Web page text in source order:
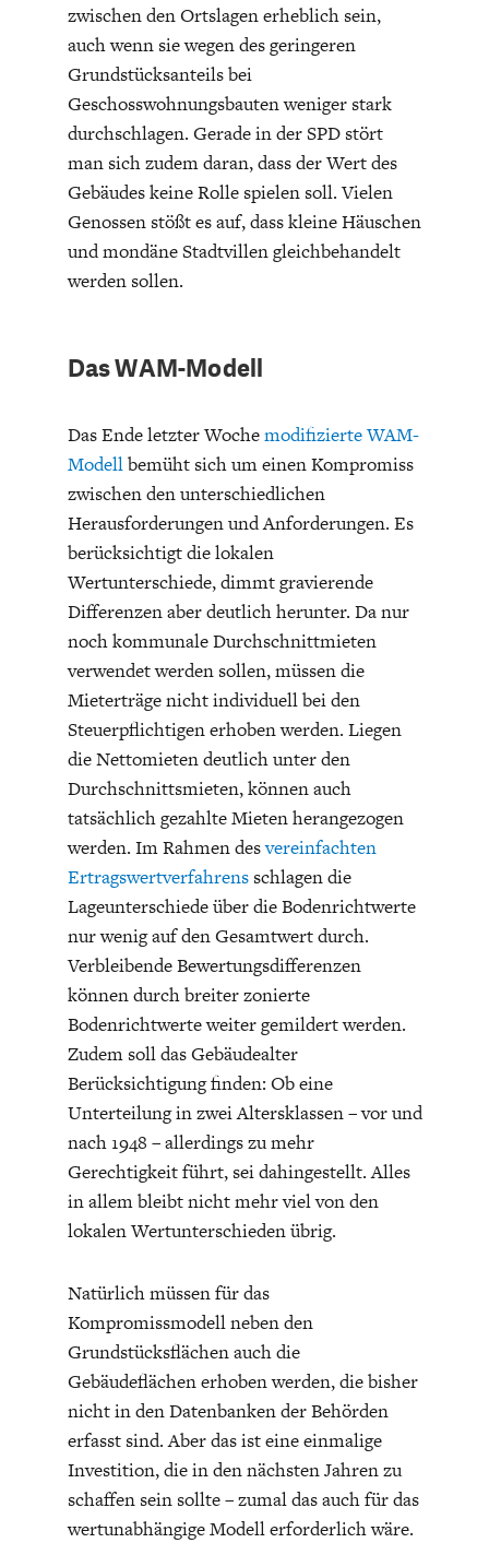
DIE POSITIONEN DER
WIRTSCHAFTSWEISEN
BGE-INFOGRAFIK
UNGLEICHHEIT
USA
WELTWIRTSCHAFT
zwischen den Ortslagen erheblich sein,
auch wenn sie wegen des geringeren
Grundstücksanteils bei
Geschosswohnungsbauten weniger stark
durchschlagen. Gerade in der SPD stört
man sich zudem daran, dass der Wert des
Gebäudes keine Rolle spielen soll. Vielen
Genossen stößt es auf, dass kleine Häuschen
und mondäne Stadtvillen gleichbehandelt
werden sollen.
Das WAM-Modell
Das Ende letzter Wochemodifizierte WAM-
Modellbemüht sich um einen Kompromiss
zwischen den unterschiedlichen
Herausforderungen und Anforderungen. Es
berücksichtigt die lokalen
Wertunterschiede, dimmt gravierende
Differenzen aber deutlich herunter. Da nur
noch kommunale Durchschnittmieten
verwendet werden sollen, müssen die
Mieterträge nicht individuell bei den
Steuerpflichtigen erhoben werden. Liegen
die Nettomieten deutlich unter den
Durchschnittsmieten, können auch
tatsächlich gezahlte Mieten herangezogen
werden. Im Rahmen desvereinfachten
Ertragswertverfahrensschlagen die
Lageunterschiede über die Bodenrichtwerte
nur wenig auf den Gesamtwert durch.
Verbleibende Bewertungsdifferenzen
können durch breiter zonierte
Bodenrichtwerte weiter gemildert werden.
Zudem soll das Gebäudealter
Berücksichtigung finden: Ob eine
Unterteilung in zwei Altersklassen – vor und
nach 1948 – allerdings zu mehr
Gerechtigkeit führt, sei dahingestellt. Alles
in allem bleibt nicht mehr viel von den
lokalen Wertunterschieden übrig.
Natürlich müssen für das
Kompromissmodell neben den
Grundstücksflächen auch die
Gebäudeflächen erhoben werden, die bisher
nicht in den Datenbanken der Behörden
erfasst sind. Aber das ist eine einmalige
Investition, die in den nächsten Jahren zu
schaffen sein sollte – zumal das auch für das
wertunabhängige Modell erforderlich wäre.